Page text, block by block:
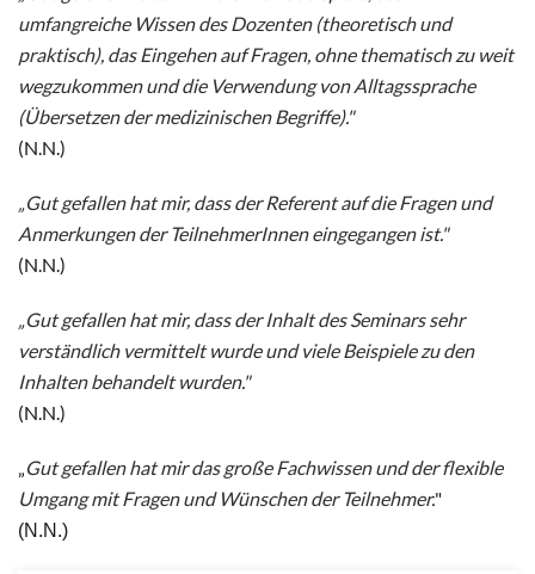
umfangreiche Wissen des Dozenten (theoretisch und
praktisch), das Eingehen auf Fragen, ohne thematisch zu weit
wegzukommen und die Verwendung von Alltagssprache
(Übersetzen der medizinischen Begriffe)."
(N.N.)
„Gut gefallen hat mir, dass der Referent auf die Fragen und
Anmerkungen der TeilnehmerInnen eingegangen ist."
(N.N.)
„Gut gefallen hat mir, dass der Inhalt des Seminars sehr
verständlich vermittelt wurde und viele Beispiele zu den
Inhalten behandelt wurden."
(N.N.)
„Gut gefallen hat mir das große Fachwissen und der flexible
Umgang mit Fragen und Wünschen der Teilnehmer."
(N.N.)